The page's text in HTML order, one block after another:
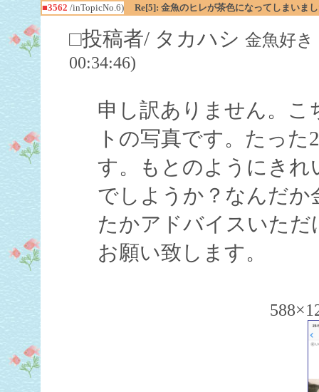
■3562 /inTopicNo.6) Re[5]: 金魚のヒレが茶色になってしまいまし
□投稿者/ タカハシ 金魚好き
00:34:46)
申し訳ありません。こ
トの写真です。たっ
す。もとのようにきれ
でしようか？なんだか
たかアドバイスいた
お願い致します。